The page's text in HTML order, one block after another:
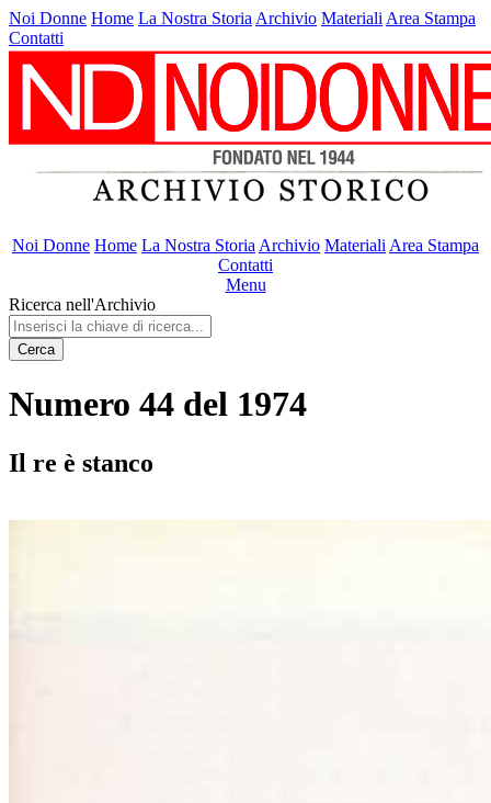
Noi Donne Home La Nostra Storia Archivio Materiali Area Stampa
Contatti
Noi Donne Home La Nostra Storia Archivio Materiali Area Stampa
Contatti
Menu
Ricerca nell'Archivio
Cerca
Numero 44 del 1974
Il re è stanco